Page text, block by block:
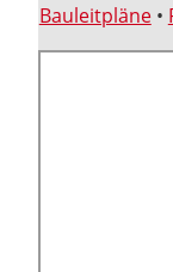
Bauleitpläne•